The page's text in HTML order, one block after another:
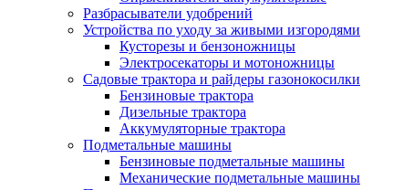
Разбрасыватели удобрений
Устройства по уходу за живыми изгородями
Кусторезы и бензоножницы
Электросекаторы и мотоножницы
Садовые трактора и райдеры газонокосилки
Бензиновые трактора
Дизельные трактора
Аккумуляторные трактора
Подметальные машины
Бензиновые подметальные машины
Механические подметальные машины